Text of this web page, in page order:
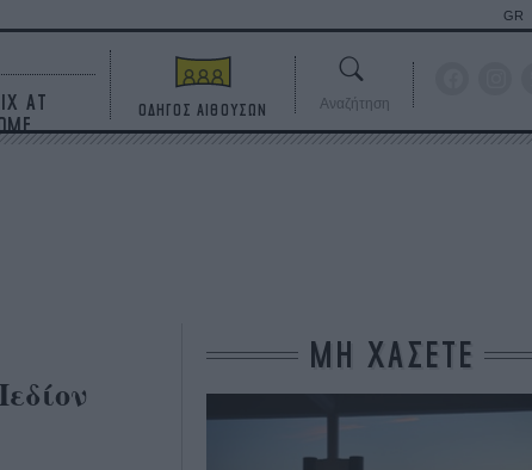
AT
GR
ΟΔΗΓΟΣ ΑΙΘΟΥΣΩΝ Αναζήτηση
ΜΗ ΧΑΣΕΤΕ